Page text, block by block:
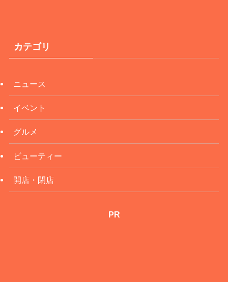
カテゴリ
ニュース
イベント
グルメ
ビューティー
開店・閉店
PR